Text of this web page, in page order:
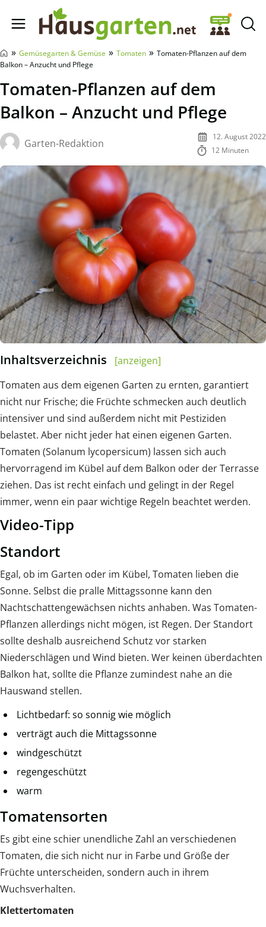
Hausgarten.net
» Gemüsegarten & Gemüse » Tomaten » Tomaten-Pflanzen auf dem
Balkon – Anzucht und Pflege
Tomaten-Pflanzen auf dem
Balkon – Anzucht und Pflege
Garten-Redaktion
12. August 2022
12 Minuten
Inhaltsverzeichnis
[anzeigen]
Tomaten aus dem eigenen Garten zu ernten, garantiert
nicht nur Frische; die Früchte schmecken auch deutlich
intensiver und sind außerdem nicht mit Pestiziden
belastet. Aber nicht jeder hat einen eigenen Garten.
Tomaten (Solanum lycopersicum) lassen sich auch
hervorragend im Kübel auf dem Balkon oder der Terrasse
ziehen. Das ist recht einfach und gelingt in der Regel
immer, wenn ein paar wichtige Regeln beachtet werden.
Video-Tipp
Standort
Egal, ob im Garten oder im Kübel, Tomaten lieben die
Sonne. Selbst die pralle Mittagssonne kann den
Nachtschattengewächsen nichts anhaben. Was Tomaten-
Pflanzen allerdings nicht mögen, ist Regen. Der Standort
sollte deshalb ausreichend Schutz vor starken
Niederschlägen und Wind bieten. Wer keinen überdachten
Balkon hat, sollte die Pflanze zumindest nahe an die
Hauswand stellen.
Lichtbedarf: so sonnig wie möglich
verträgt auch die Mittagssonne
windgeschützt
regengeschützt
warm
Tomatensorten
Es gibt eine schier unendliche Zahl an verschiedenen
Tomaten, die sich nicht nur in Farbe und Größe der
Früchte unterscheiden, sondern auch in ihrem
Wuchsverhalten.
Klettertomaten